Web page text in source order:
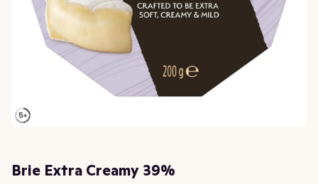
Brie Extra Creamy 39%